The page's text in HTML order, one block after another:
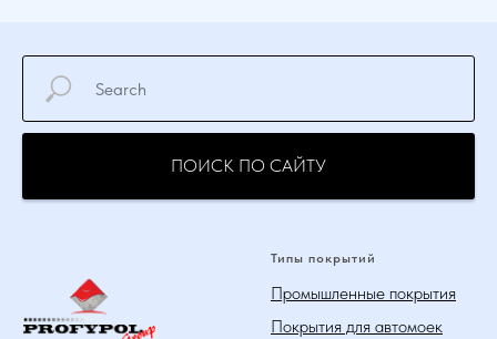
ПОИСК ПО САЙТУ
Типы покрытий
Промышленные покрытия
Покрытия для автомоек